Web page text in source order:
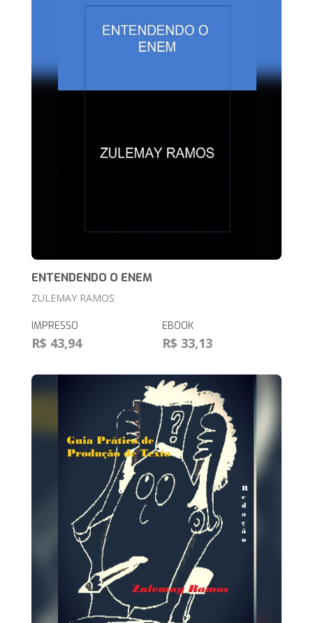
ENTENDENDO O ENEM
ZULEMAY RAMOS
IMPRESSO
R$ 43,94
EBOOK
R$ 33,13